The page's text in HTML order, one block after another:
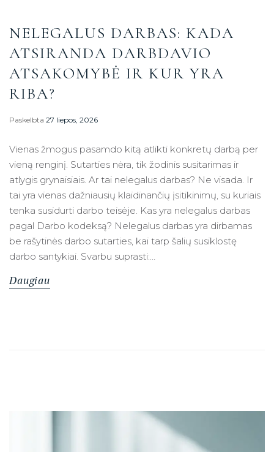
NELEGALUS DARBAS: KADA
ATSIRANDA DARBDAVIO
ATSAKOMYBĖ IR KUR YRA
RIBA?
Paskelbta 27 liepos, 2026
Vienas žmogus pasamdo kitą atlikti konkretų darbą per
vieną renginį. Sutarties nėra, tik žodinis susitarimas ir
atlygis grynaisiais. Ar tai nelegalus darbas? Ne visada. Ir
tai yra vienas dažniausių klaidinančių įsitikinimų, su kuriais
tenka susidurti darbo teisėje. Kas yra nelegalus darbas
pagal Darbo kodeksą? Nelegalus darbas yra dirbamas
be rašytinės darbo sutarties, kai tarp šalių susiklostę
darbo santykiai. Svarbu suprasti:…
Daugiau